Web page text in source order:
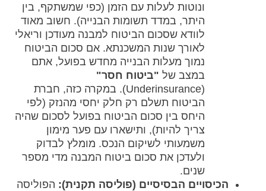
ונוטות לעלות עם הזמן (כפי שמשתקף, בין
היתר, במדד תשומות הבנייה). חשוב מאוד
לוודא שסכום הביטוח למבנה מעודכן וריאלי
לאורך שנות המשכנתא. אם סכום הביטוח
נמוך מעלות הבנייה מחדש בפועל, אתם
במצב של "ביטוח חסר"
(Underinsurance). במקרה כזה, חברת
הביטוח תשלם רק חלק יחסי מהנזק (לפי
היחס בין סכום הביטוח בפועל לסכום שהיה
צריך להיות), ותישארו עם פער מימון
משמעותי לשיקום הנכס. מומלץ לבדוק
ולעדכן את סכום ביטוח המבנה מדי מספר
שנים.
הכיסויים הבסיסיים (פוליסה תקנית): הפוליסה